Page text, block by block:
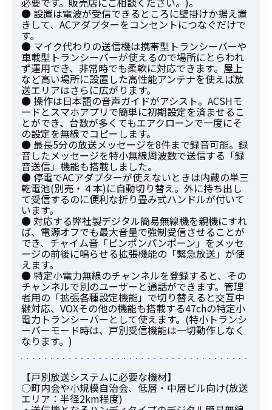
● 設置は電波が受信できるところに壁掛けか据え置
きして、ACアダプターをコンセントにつなぐだけで
す。
● マイク代わりの送信機は携帯型トランシーバーや
車載型トランシーバーが使えるので場所にとらわれ
ず運用でき、非常時でも柔軟に対応できます。屋上
など高い場所に設置した高性能アンテナを使えば放
送エリアはさらに広がります。
● 操作は日本語の音声ガイドがアシスト。ACSHモ
ードとスマホアプリで簡単に初期設定を済ませるこ
とができ、台数が多くてもエアクローンで一度にそ
の設定を無線でコピーします。
● 最長5分の放送メッセージを8件まで録音可能。録
音したメッセージを特小無線周波数で送信する「録
音送信」機能も搭載しました。
● 停電でACアダプターが使えないときは内蔵の単三
乾電池(別売・４本)に自動切り替え。外に持ち出し
て受信するのに便利な折り畳み式ハンドルが付いて
います。
● 対応する弊社製デジタル簡易無線機を親機にすれ
ば、電源オフでも最大音量で強制受信させることが
でき、チャイム音「ピンポンパンポーン」をメッセ
ージの前後に鳴らせる拡張機能の「緊急放送」が使
えます。
● 特定小電力無線のチャンネルを登録すると、その
チャンネルで別のユーザーと通話ができます。管理
者用の「拡張各種設定機能」で切り替えると交互中
継対応、VOXその他の機能も搭載する47chの特定小
電力トランシーバーとして使えます。(特小トランシ
ーバーモード時は、戸別受信機能は一切動作しなく
なります。)
【戸別放送システムに必要な機材】
○町内会や小規模自治会、低層・中層ビル向け(放送
エリア：半径2km程度)